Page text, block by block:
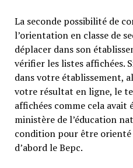
La seconde possibilité de
l’orientation en classe de
déplacer dans son
vérifier les listes affichées.
dans votre établissement,
votre résultat en ligne, le
affichées comme cela avait
ministère de l’éducation
condition pour être orienté
d’abord le Bepc.